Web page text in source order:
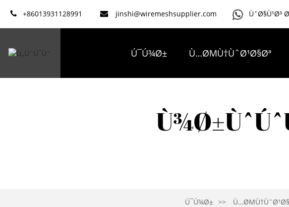
+86013931128991 jinshi@wiremeshsupplier.com ÙˆØ§Ù¹Ø³
Ú¯Ú¾Ø± Ù…ØΜÙ†ÙˆØ¹Ø§Øª
Ú¯Ú¾Ø±